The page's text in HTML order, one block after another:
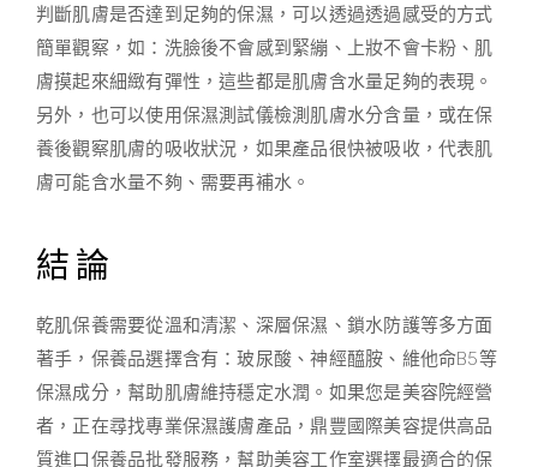
判斷肌膚是否達到足夠的保濕，可以透過透過感受的方式
簡單觀察，如：洗臉後不會感到緊繃、上妝不會卡粉、肌
膚摸起來細緻有彈性，這些都是肌膚含水量足夠的表現。
另外，也可以使用保濕測試儀檢測肌膚水分含量，或在保
養後觀察肌膚的吸收狀況，如果產品很快被吸收，代表肌
膚可能含水量不夠、需要再補水。
結論
乾肌保養需要從溫和清潔、深層保濕、鎖水防護等多方面
著手，保養品選擇含有：玻尿酸、神經醯胺、維他命B5等
保濕成分，幫助肌膚維持穩定水潤。如果您是美容院經營
者，正在尋找專業保濕護膚產品，鼎豐國際美容提供高品
質進口保養品批發服務，幫助美容工作室選擇最適合的保